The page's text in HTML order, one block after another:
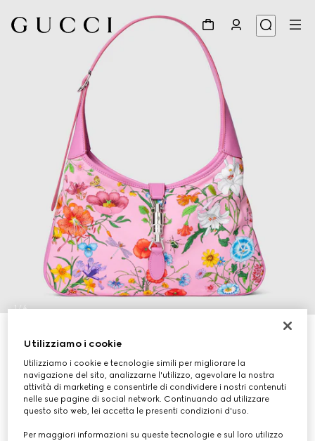
1/4
CHF 2,260
Variantenylon rosa e multicolore
Utilizziamo i cookie
Utilizziamo i cookie e tecnologie simili per migliorare la
navigazione del sito, analizzarne l'utilizzo, agevolare la nostra
attività di marketing e consentirle di condividere i nostri contenuti
nelle sue pagine di social network. Continuando ad utilizzare
questo sito web, lei accetta le presenti condizioni d'uso.
Per maggiori informazioni su queste tecnologie e sul loro utilizzo